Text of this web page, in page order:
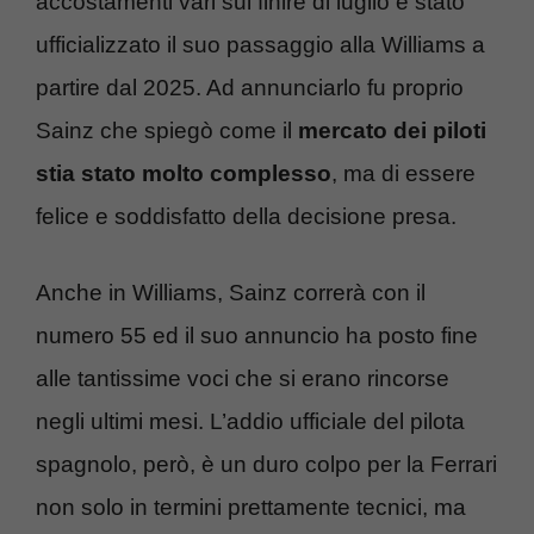
ufficializzato il suo passaggio alla Williams a
partire dal 2025. Ad annunciarlo fu proprio
Sainz che spiegò come il mercato dei piloti
stia stato molto complesso, ma di essere
felice e soddisfatto della decisione presa.
Anche in Williams, Sainz correrà con il
numero 55 ed il suo annuncio ha posto fine
alle tantissime voci che si erano rincorse
negli ultimi mesi. L’addio ufficiale del pilota
spagnolo, però, è un duro colpo per la Ferrari
non solo in termini prettamente tecnici, ma